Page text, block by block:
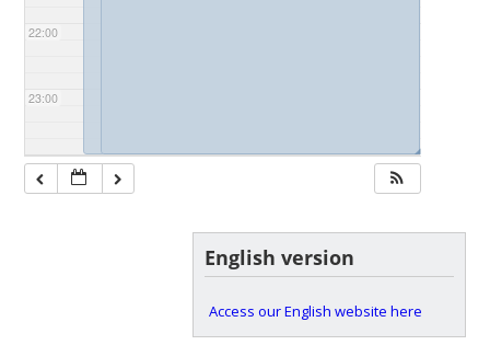
22:00
23:00
◢◢
English version
Access our English website here